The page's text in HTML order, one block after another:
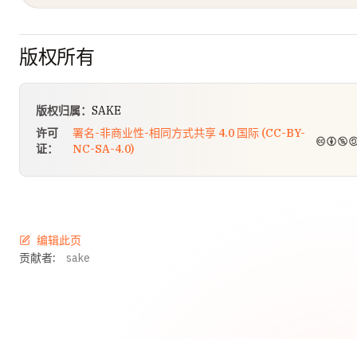
版权所有
版权归属： SAKE
许可
证：
署名-非商业性-相同方式共享 4.0 国际 (CC-BY-
NC-SA-4.0)
编辑此页
贡献者:
sake